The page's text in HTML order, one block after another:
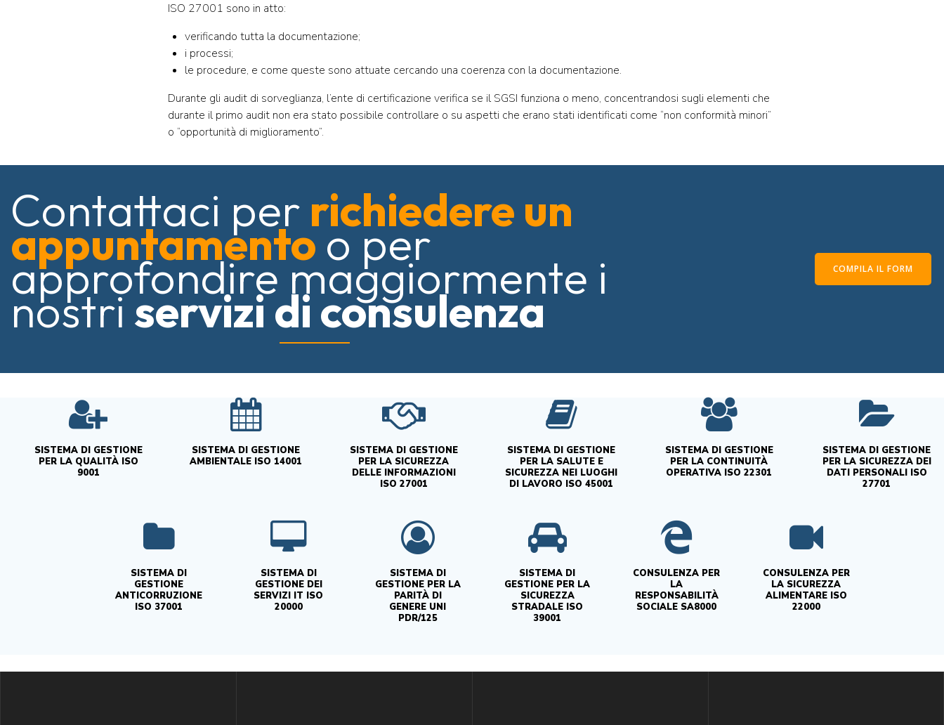
ISO 27001 sono in atto:
verificando tutta la documentazione;
i processi;
le procedure, e come queste sono attuate cercando una coerenza con la documentazione.
Durante gli audit di sorveglianza, l’ente di certificazione verifica se il SGSI funziona o meno, concentrandosi sugli elementi che
durante il primo audit non era stato possibile controllare o su aspetti che erano stati identificati come “non conformità minori”
o “opportunità di miglioramento”.
Contattaci per richiedere un
appuntamentoo per
approfondire maggiormente i
nostriservizi di consulenza
COMPILA IL FORM
SISTEMA DI GESTIONE
PER LA QUALITÀ ISO
9001
SISTEMA DI GESTIONE
AMBIENTALE ISO 14001
SISTEMA DI GESTIONE
PER LA SICUREZZA
DELLE INFORMAZIONI
ISO 27001
SISTEMA DI GESTIONE
PER LA SALUTE E
SICUREZZA NEI LUOGHI
DI LAVORO ISO 45001
SISTEMA DI GESTIONE
PER LA CONTINUITÀ
OPERATIVA ISO 22301
SISTEMA DI GESTIONE
PER LA SICUREZZA DEI
DATI PERSONALI ISO
27701
SISTEMA DI
GESTIONE
ANTICORRUZIONE
ISO 37001
SISTEMA DI
GESTIONE DEI
SERVIZI IT ISO
20000
SISTEMA DI
GESTIONE PER LA
PARITÀ DI
GENERE UNI
PDR/125
SISTEMA DI
GESTIONE PER LA
SICUREZZA
STRADALE ISO
39001
CONSULENZA PER
LA
RESPONSABILITÀ
SOCIALE SA8000
CONSULENZA PER
LA SICUREZZA
ALIMENTARE ISO
22000